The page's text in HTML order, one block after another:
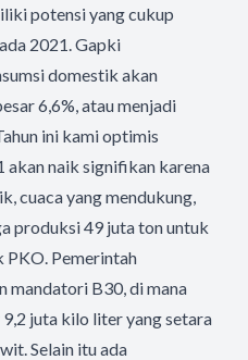
potensi yang cukup
2021. Gapki
domestik akan
6,6%, atau menjadi
ini kami optimis
naik signifikan karena
cuaca yang mendukung,
produksi 49 juta ton untuk
PKO. Pemerintah
mandatori B30, di mana
juta kilo liter yang setara
Selain itu ada